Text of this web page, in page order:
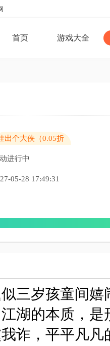
首页 游戏大全
出个大侠（0.05折
进行中
05-28 17:49:31
三岁孩童间
湖的本质，
诈，平平凡